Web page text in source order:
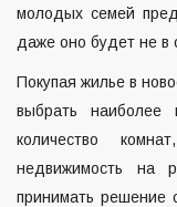
молодых семей
даже оно будет не в
Покупая жилье в
выбрать
количество
недвижимость на
принимать решение